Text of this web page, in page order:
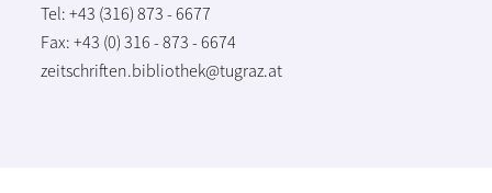
Tel: +43 (316) 873 - 6677
Fax: +43 (0) 316 - 873 - 6674
zeitschriften.bibliothek@tugraz.at